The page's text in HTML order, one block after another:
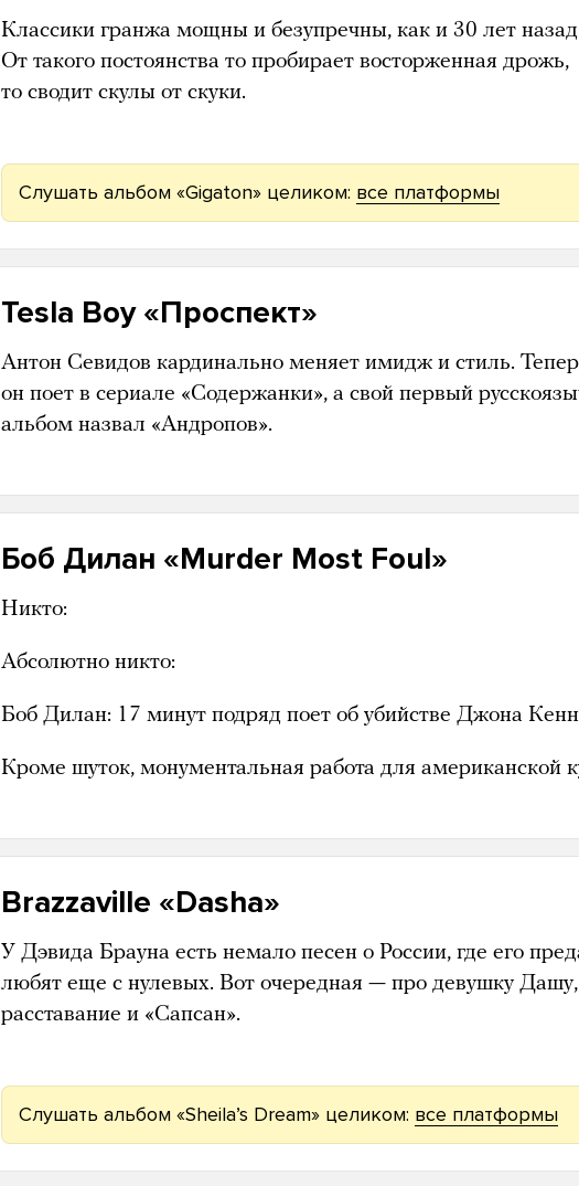
Классики гранжа мощны и безупречны, как и 30 лет
От такого постоянства то пробирает восторженная дрожь,
то сводит скулы от скуки.
Слушать альбом «Gigaton» целиком: все платформы
Tesla Boy «Проспект»
Антон Севидов кардинально меняет имидж и стиль.
он поет в сериале «Содержанки», а свой первый
альбом назвал «Андропов».
Боб Дилан «Murder Most Foul»
Никто:
Абсолютно никто:
Боб Дилан: 17 минут подряд поет об убийстве Джона
Кроме шуток, монументальная работа для американской
Brazzaville «Dasha»
У Дэвида Брауна есть немало песен о России, где его
любят еще с нулевых. Вот очередная — про девушку Дашу,
расставание и «Сапсан».
Слушать альбом «Sheilaʼs Dream» целиком: все платформы